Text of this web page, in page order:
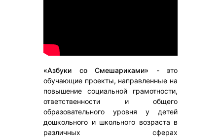
«Азбуки со Смешариками» - это
обучающие проекты, направленные на
повышение социальной грамотности,
ответственности и общего
образовательного уровня у детей
дошкольного и школьного возраста в
различных сферах